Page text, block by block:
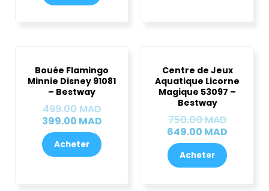
du
produit
Bouée Flamingo
Minnie Disney 91081
– Bestway
499.00MAD
initial
était :
399.00 MAD
actuel
est :
Acheter
Centre de Jeux
Aquatique Licorne
Magique 53097 –
Bestway
750.00MAD
initial
était :
649.00 MAD
actuel
est :
Acheter